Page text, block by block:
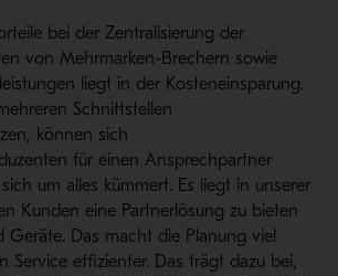
bei der Zentralisierung der
von Mehrmarken-Brechern sowie
liegt in der Kosteneinsparung.
Schnittstellen
können sich
für einen Ansprechpartner
um alles kümmert. Es liegt in unserer
Kunden eine Partnerlösung zu bieten
Geräte. Das macht die Planung viel
Service effizienter. Das trägt dazu bei,